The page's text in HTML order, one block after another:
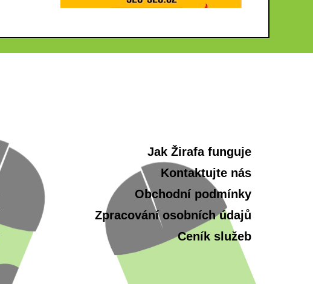
Jak Žirafa funguje
Kontaktujte nás
Obchodní podmínky
Zpracování osobních údajů
Ceník služeb